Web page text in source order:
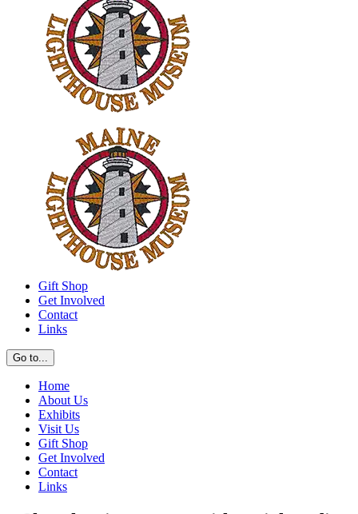
Gift Shop
Get Involved
Contact
Links
Go to...
Home
About Us
Exhibits
Visit Us
Gift Shop
Get Involved
Contact
Links